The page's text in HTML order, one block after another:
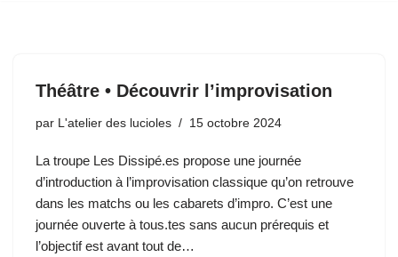
Théâtre • Découvrir l’improvisation
par L'atelier des lucioles 15 octobre 2024
La troupe Les Dissipé.es propose une journée
d’introduction à l’improvisation classique qu’on retrouve
dans les matchs ou les cabarets d’impro. C’est une
journée ouverte à tous.tes sans aucun prérequis et
l’objectif est avant tout de…